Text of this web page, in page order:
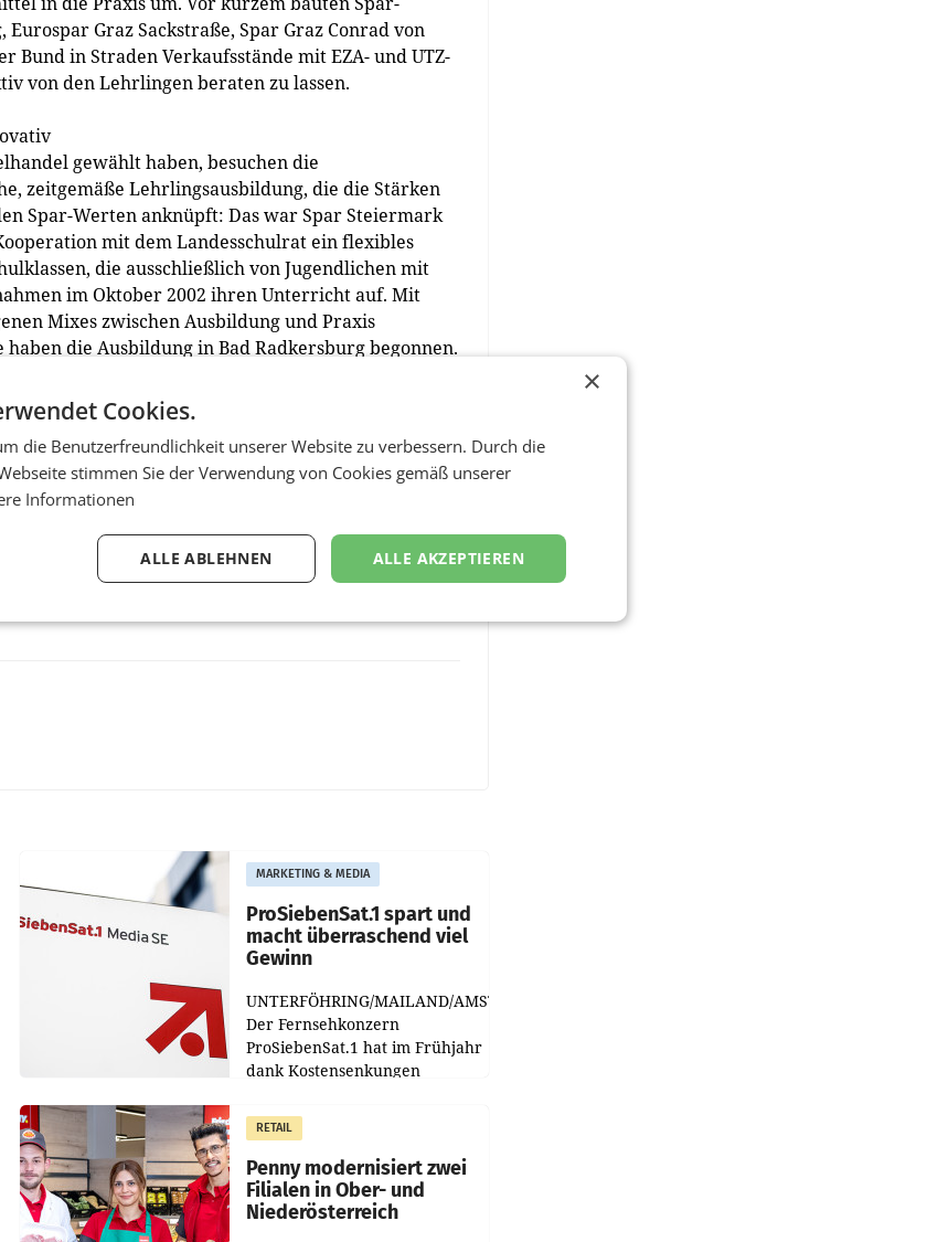
Graz Sackstraße, Spar Graz Conrad von
in Straden Verkaufsstände mit EZA- und UTZ-
von den Lehrlingen beraten zu lassen.
gewählt haben, besuchen die
zeitgemäße Lehrlingsausbildung, die die Stärken
Spar-Werten anknüpft: Das war Spar Steiermark
mit dem Landesschulrat ein flexibles
die ausschließlich von Jugendlichen mit
im Oktober 2002 ihren Unterricht auf. Mit
Mixes zwischen Ausbildung und Praxis
die Ausbildung in Bad Radkersburg begonnen.
uns ist derFairYoungStyria-Award eine
den Lehrlingen, die unsere Schule
Mehrwert zu bieten“.
MARKETING & MEDIA
ProSiebenSat.1 spart und
macht überraschend viel
Gewinn
UNTERFÖHRING/MAILAND/AMSTERDAM.
Der Fernsehkonzern
ProSiebenSat.1 hat im Frühjahr
dank Kostensenkungen
gemacht und die
Markterwartung deutlich
übertroffen.
RETAIL
Penny modernisiert zwei
Filialen in Ober- und
Niederösterreich
×
Cookies.
die Benutzerfreundlichkeit unserer Website zu verbessern. Durch die
stimmen Sie der Verwendung von Cookies gemäß unserer
Informationen
ALLE AKZEPTIEREN
ALLE ABLEHNEN